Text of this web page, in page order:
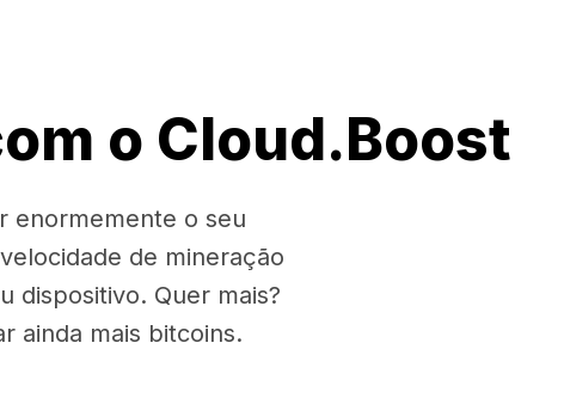
o Cloud.Boost
enormemente o seu
de mineração
dispositivo. Quer mais?
ainda mais bitcoins.